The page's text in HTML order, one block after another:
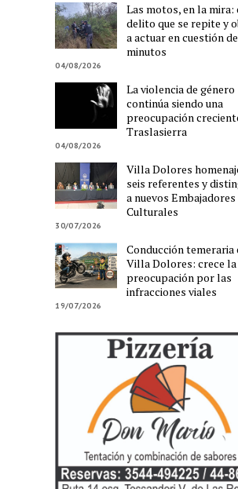
Las motos, en la mira:
delito que se repite y
a actuar en cuestión de
minutos
04/08/2026
La violencia de género
continúa siendo una
preocupación
Traslasierra
04/08/2026
Villa Dolores
seis referentes y
a nuevos Embajadores
Culturales
30/07/2026
Conducción temeraria
Villa Dolores: crece la
preocupación por las
infracciones viales
19/07/2026